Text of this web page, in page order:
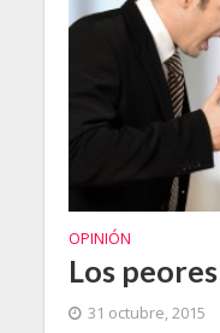
OPINIÓN
Los
31 octubre, 2015